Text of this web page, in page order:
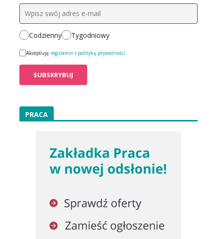
Codzienny Tygodniowy
Akceptuję regulamin i politykę prywatności
PRACA